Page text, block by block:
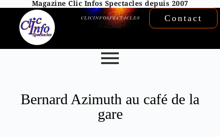
Magazine Clic Infos Spectacles depuis 2007
Contact
Bernard Azimuth au café de la
gare